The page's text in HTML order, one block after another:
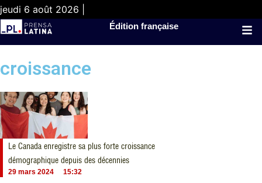
jeudi 6 août 2026 |
Édition française
croissance
Le Canada enregistre sa plus forte croissance
démographique depuis des décennies
29 mars 2024 15:32